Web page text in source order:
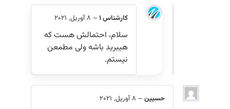
کارشناس 1
سلام، احتمالش هست که
هیبرید باشه ولی مطمعن
حسیین–